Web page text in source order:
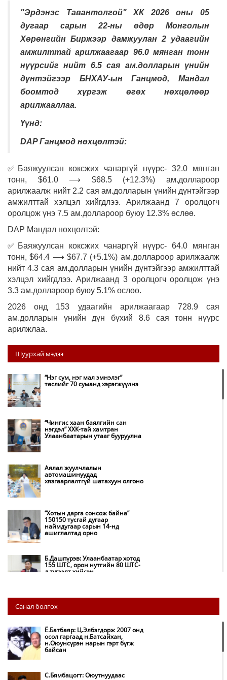
"Эрдэнэс Тавантолгой" ХК 2026 оны 05
дугаар сарын 22-ны өдөр Монголын
Хөрөнгийн Биржээр дамжуулан 2 удаагийн
амжилттай арилжаагаар 96.0 мянган тонн
нүүрсийг нийт 6.5 сая ам.долларын үнийн
дүнтэйгээр БНХАУ-ын Ганцмод, Мандал
боомтод хүргэж өгөх нөхцөлөөр
арилжааллаа.
Үүнд:
DAP Ганцмод нөхцөлтэй:
✅Баяжуулсан коксжих чанаргүй нүүрс- 32.0 мянган
тонн, $61.0 ⟶ $68.5 (+12.3%) ам.доллароор
арилжаалж нийт 2.2 сая ам.долларын үнийн дүнтэйгээр
амжилттай хэлцэл хийгдлээ. Арилжаанд 7 оролцогч
оролцож үнэ 7.5 ам.доллароор буюу 12.3% өслөө.
DAP Мандал нөхцөлтэй:
✅Баяжуулсан коксжих чанаргүй нүүрс- 64.0 мянган
тонн, $64.4 ⟶ $67.7 (+5.1%) ам.доллароор арилжаалж
нийт 4.3 сая ам.долларын үнийн дүнтэйгээр амжилттай
хэлцэл хийгдлээ. Арилжаанд 3 оролцогч оролцож үнэ
3.3 ам.доллароор буюу 5.1% өслөө.
2026 онд 153 удаагийн арилжаагаар 728.9 сая
ам.долларын үнийн дүн бүхий 8.6 сая тонн нүүрс
арилжлаа.
Шуурхай мэдээ
“Нэг сум, нэг мал эмнэлэг”
төслийг 70 суманд хэрэгжүүлнэ
“Чингис хаан баялгийн сан
нэгдэл” ХХК-тай хамтран
Улаанбаатарын утааг бууруулна
Аялал жуулчлалын
автомашинуудад
хязгаарлалтгүй шатахуун олгоно
“Хотын дарга сонсож байна”
150150 тусгай дугаар
наймдугаар сарын 14-нд
ашиглалтад орно
Б.Дашпүрэв: Улаанбаатар хотод
155 ШТС, орон нутгийн 80 ШТС-
д түгээлт хийсэн
НИТХ: Багануур ХК-ийг түшиглэн
нүүрс-пиролизийн үйлдвэр
байгуулж, ирэх оноос хагас кокс
Амаргүй цаг үеийг ирэх
Санал болгох
Ё.Батбаяр: Ц.Элбэгдорж 2007 онд
осол гаргаад н.Батсайхан,
н.Оюунсүрэн нарын гэрт бүгж
байсан
С.Бямбацогт: Оюутнуудаас